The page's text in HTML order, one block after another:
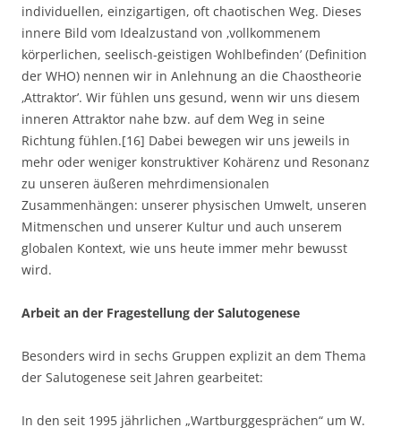
individuellen, einzigartigen, oft chaotischen Weg. Dieses
innere Bild vom Idealzustand von ‚vollkommenem
körperlichen, seelisch-geistigen Wohlbefinden’ (Definition
der WHO) nennen wir in Anlehnung an die Chaostheorie
‚Attraktor’. Wir fühlen uns gesund, wenn wir uns diesem
inneren Attraktor nahe bzw. auf dem Weg in seine
Richtung fühlen.[16] Dabei bewegen wir uns jeweils in
mehr oder weniger konstruktiver Kohärenz und Resonanz
zu unseren äußeren mehrdimensionalen
Zusammenhängen: unserer physischen Umwelt, unseren
Mitmenschen und unserer Kultur und auch unserem
globalen Kontext, wie uns heute immer mehr bewusst
wird.
Arbeit an der Fragestellung der Salutogenese
Besonders wird in sechs Gruppen explizit an dem Thema
der Salutogenese seit Jahren gearbeitet:
In den seit 1995 jährlichen „Wartburggesprächen“ um W.